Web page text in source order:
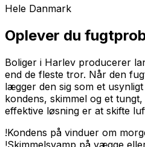
Hele Danmark
Oplever du
Boliger i Harlev producerer
end de fleste tror. Når den
lægger den sig som et
kondens, skimmel og et
effektive løsning er at skifte
!Kondens på vinduer om
!Skimmelsvamp på vægge